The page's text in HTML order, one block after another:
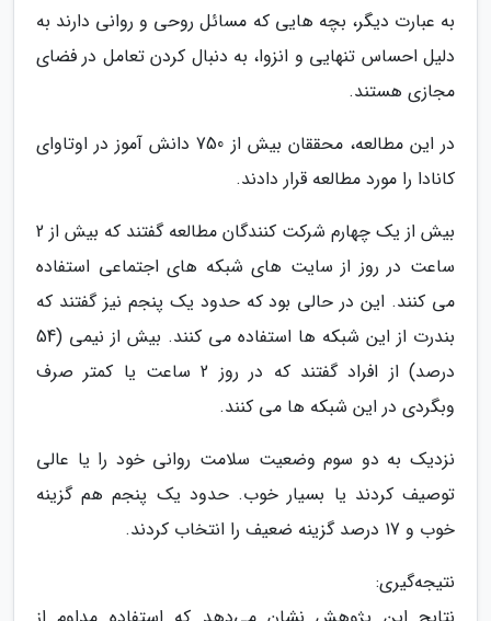
به عبارت دیگر، بچه هایی که مسائل روحی و روانی دارند به
دلیل احساس تنهایی و انزوا، به دنبال کردن تعامل در فضای
مجازی هستند.
در این مطالعه، محققان بیش از 750 دانش آموز در اوتاوای
کانادا را مورد مطالعه قرار دادند.
بیش از یک چهارم شرکت کنندگان مطالعه گفتند که بیش از 2
ساعت در روز از سایت های شبکه های اجتماعی استفاده
می کنند. این در حالی بود که حدود یک پنجم نیز گفتند که
بندرت از این شبکه ها استفاده می کنند. بیش از نیمی (54
درصد) از افراد گفتند که در روز 2 ساعت یا کمتر صرف
وبگردی در این شبکه ها می کنند.
نزدیک به دو سوم وضعیت سلامت روانی خود را یا عالی
توصیف کردند یا بسیار خوب. حدود یک پنجم هم گزینه
خوب و 17 درصد گزینه ضعیف را انتخاب کردند.
نتیجه‌گیری: